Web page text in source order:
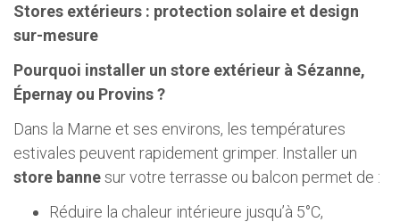
Stores extérieurs : protection solaire et design
sur-mesure
Pourquoi installer un store extérieur à Sézanne,
Épernay ou Provins ?
Dans la Marne et ses environs, les températures
estivales peuvent rapidement grimper. Installer un
store bannesur votre terrasse ou balcon permet de :
Réduire la chaleur intérieure jusqu’à 5°C,